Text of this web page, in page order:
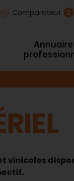
Comparateur 0
Annuaire